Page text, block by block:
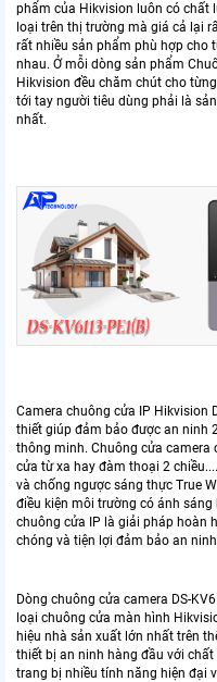
phẩm của Hikvision luôn có chất
loại trên thị trường mà giá cả lại
rất nhiều sản phẩm phù hợp cho
nhau. Ở mỗi dòng sản phẩm
Hikvision đều chăm chút cho
tới tay người tiêu dùng phải là
nhất.
Camera chuông cửa IP Hikvision
thiết giúp đảm bảo được an ninh
thông minh. Chuông cửa camera
cửa từ xa hay đàm thoại 2
và chống ngược sáng thực True
điều kiện môi trường có ánh sáng
chuông cửa IP là giải pháp hoàn
chóng và tiện lợi đảm bảo an
Dòng chuông cửa camera DS-
loại chuông cửa màn hình
hiệu nhà sản xuất lớn nhất trên
thiết bị an ninh hàng đầu với
trang bị nhiều tính năng hiện đại